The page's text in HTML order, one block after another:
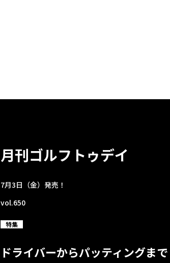
月刊ゴルフトゥデイ
7月3日（金）発売！
vol.650
特集
ドライバーからパッティングまで